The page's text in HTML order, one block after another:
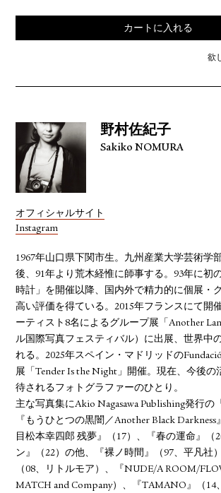
カートに入れる
欲
野村佐紀子
Sakiko NOMURA
オフィシャルサイト
Instagram
1967年山口県下関市生。九州産業大学芸術学
後、91年より荒木経惟に師事する。93年に初
時計」を開催以降、国内外で精力的に個展・
高い評価を得ている。2015年フランスにて開
ーティスト8名によるグループ展「Another
ル国際写真フェスティバル）に出展、世界中
れる。2025年スペイン・マドリッドの
展「Tender Is the Night」開催。現在、今後の
待されるフォトグラファーのひとり。
主な写真集にAkio Nagasawa Publishing発行の
『もうひとつの黒闇／Another Black
目松本幸四郎 残夢』（17）、『春の運命』（
ン』（22）の他、『裸ノ時間』（97、平凡社
（08、リトルモア）、『NUDE/A ROOM/
MATCH and Company）、『TAMANO』（14